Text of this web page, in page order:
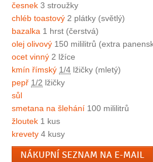
česnek 3 stroužky
chléb toastový 2 plátky (světlý)
bazalka 1 hrst (čerstvá)
olej olivový 150 mililitrů (extra
ocet vinný 2 lžíce
kmín římský 1/4 lžičky (mletý)
pepř 1/2 lžičky
sůl
smetana na šlehání 100 mililitrů
žloutek 1 kus
krevety 4 kusy
NÁKUPNÍ SEZNAM NA E-MAIL